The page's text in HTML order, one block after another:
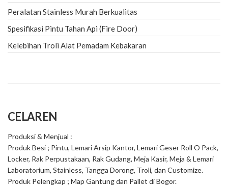
Peralatan Stainless Murah Berkualitas
Spesifikasi Pintu Tahan Api (Fire Door)
Kelebihan Troli Alat Pemadam Kebakaran
CELAREN
Produksi & Menjual :
Produk Besi ; Pintu, Lemari Arsip Kantor, Lemari Geser Roll O Pack,
Locker, Rak Perpustakaan, Rak Gudang, Meja Kasir, Meja & Lemari
Laboratorium, Stainless, Tangga Dorong, Troli, dan Customize.
Produk Pelengkap ; Map Gantung dan Pallet di Bogor.